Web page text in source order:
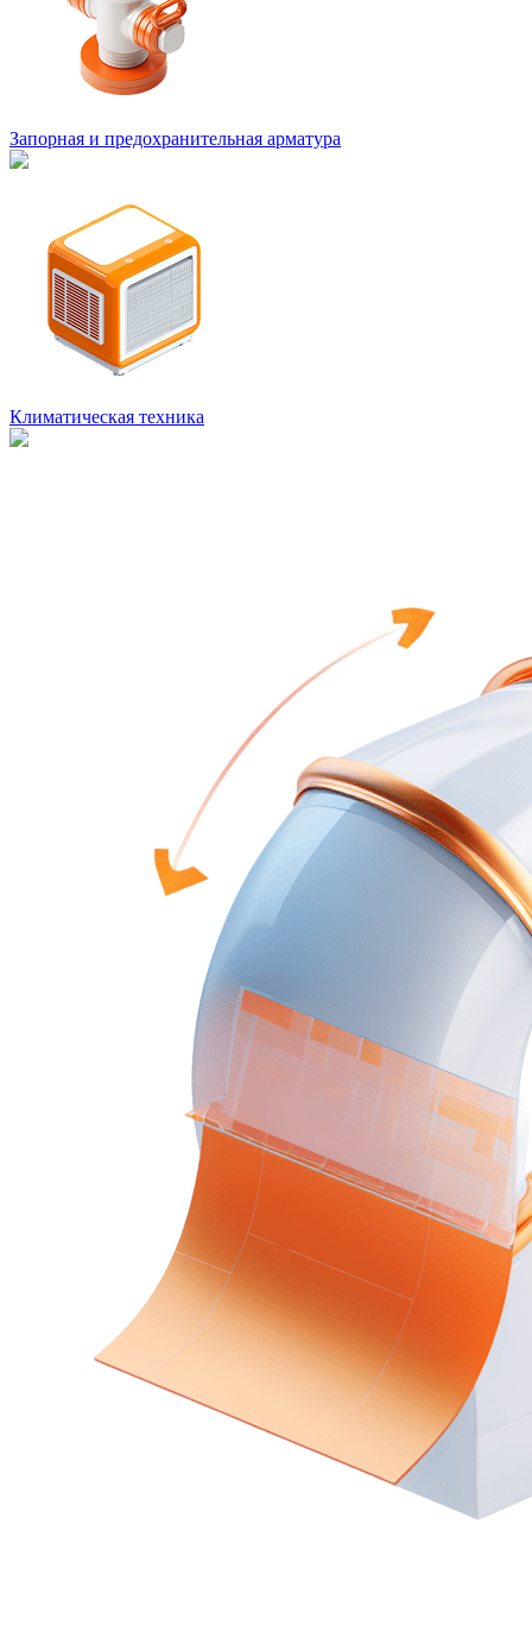
Запорная и предохранительная арматура
Климатическая техника